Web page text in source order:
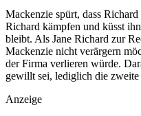
Mackenzie spürt, dass
Richard kämpfen und küsst
bleibt. Als Jane Richard zur
Mackenzie nicht verärgern
der Firma verlieren würde.
gewillt sei, lediglich die
Anzeige